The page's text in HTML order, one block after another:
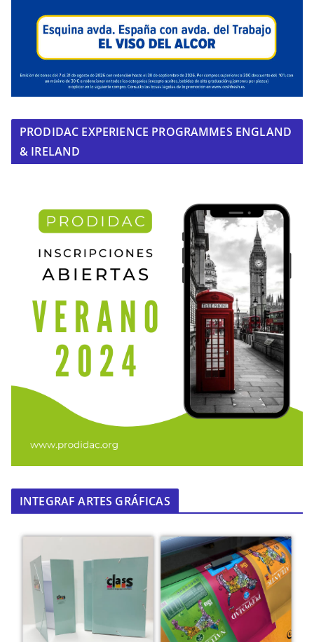
PRODIDAC EXPERIENCE PROGRAMMES ENGLAND
& IRELAND
INTEGRAF ARTES GRÁFICAS